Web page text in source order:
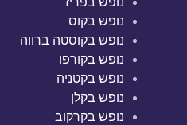
נופש בקוס
נופש בקוסטה ברווה
נופש בקורפו
נופש בקטניה
נופש בקלן
נופש בקרקוב